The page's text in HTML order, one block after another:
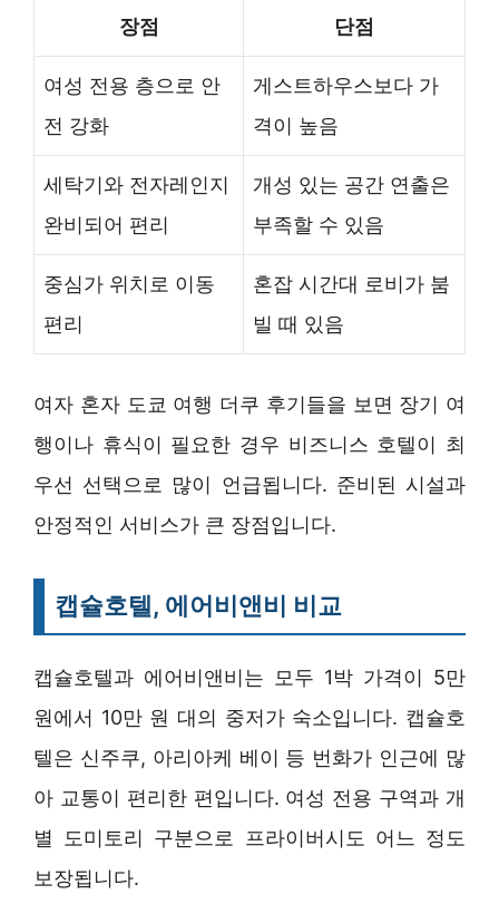
장점 단점
여성 전용 층으로 안
전 강화
게스트하우스보다 가
격이 높음
세탁기와 전자레인지
완비되어 편리
개성 있는 공간 연출은
부족할 수 있음
중심가 위치로 이동
편리
혼잡 시간대 로비가 붐
빌 때 있음
여자 혼자 도쿄 여행 더쿠 후기들을 보면 장기 여
행이나 휴식이 필요한 경우 비즈니스 호텔이 최
우선 선택으로 많이 언급됩니다. 준비된 시설과
안정적인 서비스가 큰 장점입니다.
캡슐호텔, 에어비앤비 비교
캡슐호텔과 에어비앤비는 모두 1박 가격이 5만
원에서 10만 원 대의 중저가 숙소입니다. 캡슐호
텔은 신주쿠, 아리아케 베이 등 번화가 인근에 많
아 교통이 편리한 편입니다. 여성 전용 구역과 개
별 도미토리 구분으로 프라이버시도 어느 정도
보장됩니다.